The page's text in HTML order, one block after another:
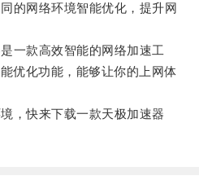
网络环境智能优化，提升网
款高效智能的网络加速工
优化功能，能够让你的上网体
快来下载一款天极加速器